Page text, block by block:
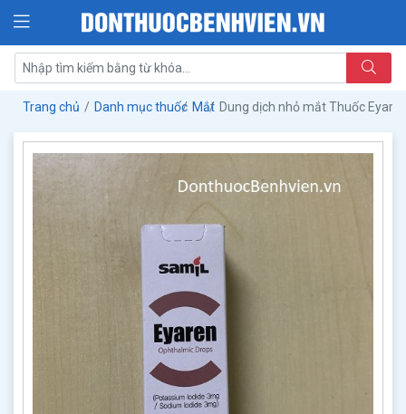
Trang chủ Danh mục thuốc Mắt Dung dịch nhỏ mắt Thuốc